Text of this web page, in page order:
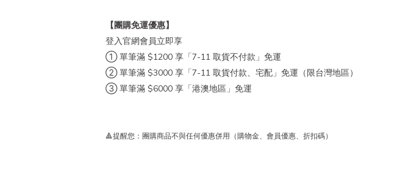
【團購免運優惠】
登入官網會員立即享
① 單筆滿 $1200 享「7-11 取貨不付款」免運
② 單筆滿 $3000 享「7-11 取貨付款、宅配」免運（限台灣地區）
③ 單筆滿 $6000 享「港澳地區」免運
🔺提醒您：團購商品不與任何優惠併用（購物金、會員優惠、折扣碼）